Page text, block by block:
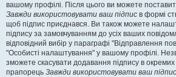
вашому профілі. Після цього ви можете
Завжди використовувати ваш підпис в формі
щоб підпис приєднався. Ви також можете
підпису за замовчуванням до усіх ваших
відповідний вибір у параграфі "Відправлення
"Особисті налаштування" у вашому профілі.
зможете скасувати додавання підпису в
прапорець Завжди використовувати ваш підпис